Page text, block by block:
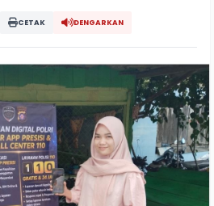
CETAK DENGARKAN